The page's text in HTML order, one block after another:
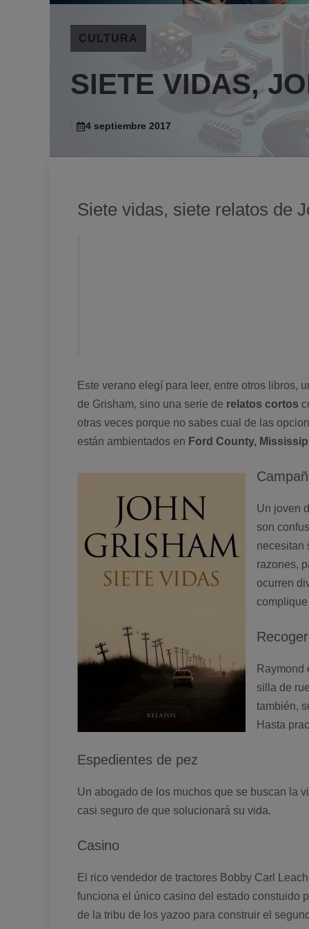
CULTURA
SIETE VIDAS,
4 septiembre 2017
Siete vidas, siete relatos de
Este verano elegí­ para leer, entre otros libros,
de Grisham, sino una serie de relatos cortos
otras veces porque no sabes cual de las
están ambientados en Ford County,
Un joven
son
necesitan
razones,
ocurren
Raymond
silla de
también,
Hasta
Espedientes de pez
Un abogado de los muchos que se buscan la
casi seguro de que solucionará su vida.
Casino
El rico vendedor de tractores Bobby Carl
funciona el único casino del estado constuido
de la tribu de los yazoo para construir el